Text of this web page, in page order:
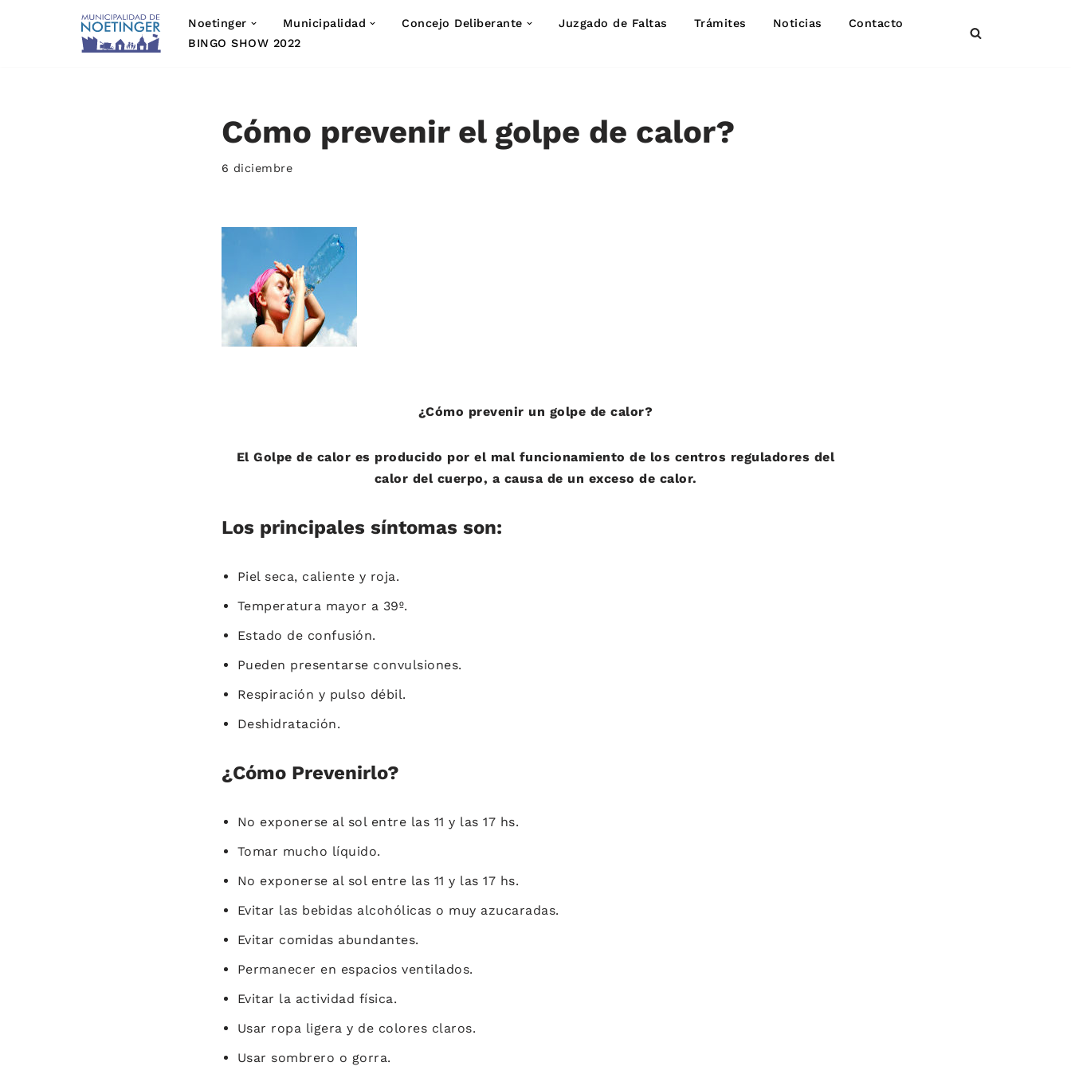
Noetinger Municipalidad Concejo Deliberante Juzgado de Faltas Trámites Noticias
Contacto
BINGO SHOW 2022
Cómo prevenir el golpe de calor?
6 diciembre
¿Cómo prevenir un golpe de calor?
El Golpe de calor es producido por el mal funcionamiento de los centros reguladores del
calor del cuerpo, a causa de un exceso de calor.
Los principales síntomas son:
Piel seca, caliente y roja.
Temperatura mayor a 39º.
Estado de confusión.
Pueden presentarse convulsiones.
Respiración y pulso débil.
Deshidratación.
¿Cómo Prevenirlo?
No exponerse al sol entre las 11 y las 17 hs.
Tomar mucho líquido.
No exponerse al sol entre las 11 y las 17 hs.
Evitar las bebidas alcohólicas o muy azucaradas.
Evitar comidas abundantes.
Permanecer en espacios ventilados.
Evitar la actividad física.
Usar ropa ligera y de colores claros.
Usar sombrero o gorra.